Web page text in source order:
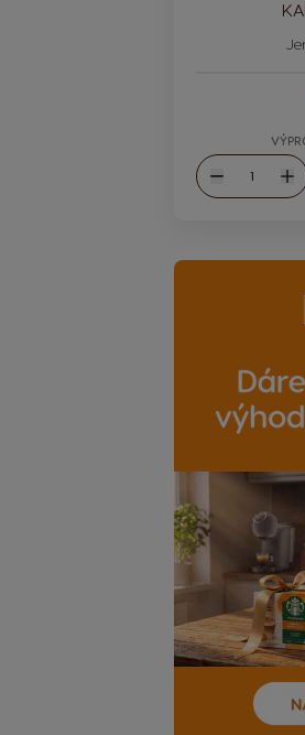
Množství